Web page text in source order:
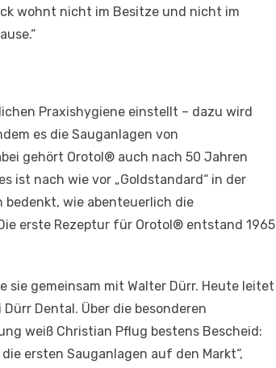
wohnt nicht im Besitze und nicht im
Praxishygiene einstellt – dazu wird
es die Sauganlagen von
gehört Orotol® auch nach 50 Jahren
ist nach wie vor „Goldstandard“ in der
bedenkt, wie abenteuerlich die
erste Rezeptur für Orotol® entstand 1965
gemeinsam mit Walter Dürr. Heute leitet
Dental. Über die besonderen
weiß Christian Pflug bestens Bescheid:
ersten Sauganlagen auf den Markt“,